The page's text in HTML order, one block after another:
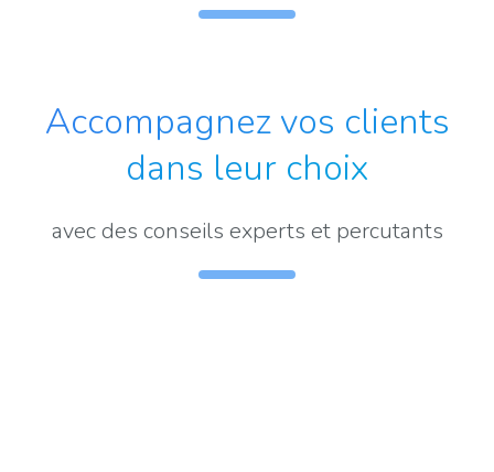
Accompagnez vos clients
dans leur choix
avec des conseils experts et percutants